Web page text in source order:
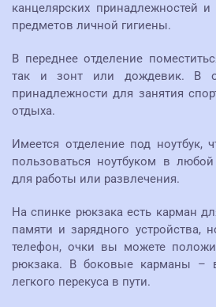
канцелярских принадлежностей
предметов личной гигиены.
В переднее отделение
так и зонт или дождевик. В
принадлежности для занятия
отдыха.
Имеется отделение под ноутбук,
пользоваться ноутбуком в
для работы или развлечения.
На спинке рюкзака есть карман
памяти и зарядного устройства,
телефон, очки вы можете
рюкзака. В боковые карманы –
легкого перекуса в пути.